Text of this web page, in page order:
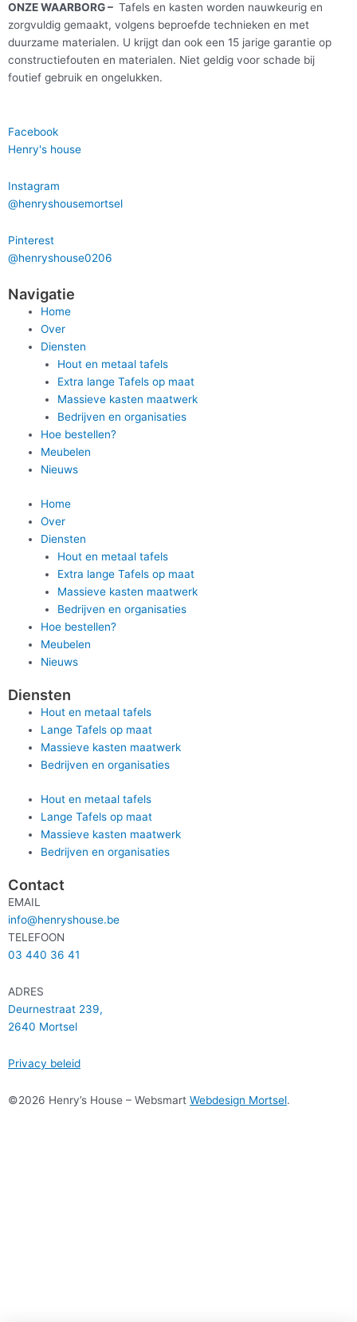
ONZE WAARBORG – Tafels en kasten worden nauwkeurig en
zorgvuldig gemaakt, volgens beproefde technieken en met
duurzame materialen. U krijgt dan ook een 15 jarige garantie op
constructiefouten en materialen. Niet geldig voor schade bij
foutief gebruik en ongelukken.
Facebook
Henry's house
Instagram
@henryshousemortsel
Pinterest
@henryshouse0206
Navigatie
Home
Over
Diensten
Hout en metaal tafels
Extra lange Tafels op maat
Massieve kasten maatwerk
Bedrijven en organisaties
Hoe bestellen?
Meubelen
Nieuws
Home
Over
Diensten
Hout en metaal tafels
Extra lange Tafels op maat
Massieve kasten maatwerk
Bedrijven en organisaties
Hoe bestellen?
Meubelen
Nieuws
Diensten
Hout en metaal tafels
Lange Tafels op maat
Massieve kasten maatwerk
Bedrijven en organisaties
Hout en metaal tafels
Lange Tafels op maat
Massieve kasten maatwerk
Bedrijven en organisaties
Contact
EMAIL
info@henryshouse.be
TELEFOON
03 440 36 41
ADRES
Deurnestraat 239,
2640 Mortsel
Privacy beleid
©2026 Henry’s House – Websmart Webdesign Mortsel.